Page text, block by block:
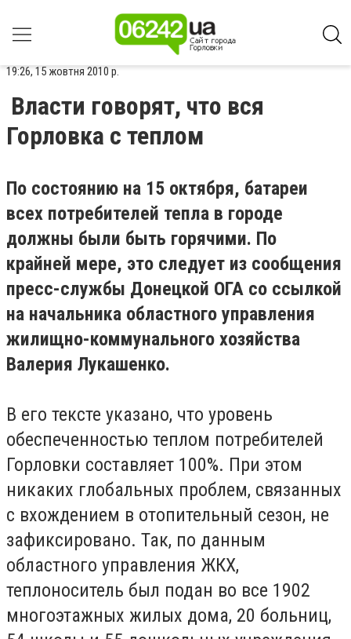
19:26, 15 жовтня 2010 р.
Власти говорят, что вся
Горловка с теплом
По состоянию на 15 октября, батареи
всех потребителей тепла в городе
должны были быть горячими. По
крайней мере, это следует из сообщения
пресс-службы Донецкой ОГА со ссылкой
на начальника областного управления
жилищно-коммунального хозяйства
Валерия Лукашенко.
В его тексте указано, что уровень
обеспеченностью теплом потребителей
Горловки составляет 100%. При этом
никаких глобальных проблем, связанных
с вхождением в отопительный сезон, не
зафиксировано. Так, по данным
областного управления ЖКХ,
теплоноситель был подан во все 1902
многоэтажных жилых дома, 20 больниц,